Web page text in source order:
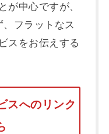
が中心ですが、
フラットなス
スをお伝えする
スへのリンク